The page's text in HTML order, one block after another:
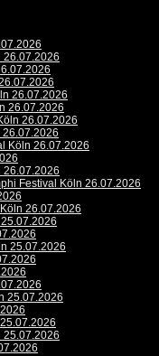
26.07.2026
26.07.2026
26.07.2026
26.07.2026
26.07.2026
Köln 26.07.2026
26.07.2026
Festival Köln 26.07.2026
26.07.2026
25.07.2026
25.07.2026
25.07.2026